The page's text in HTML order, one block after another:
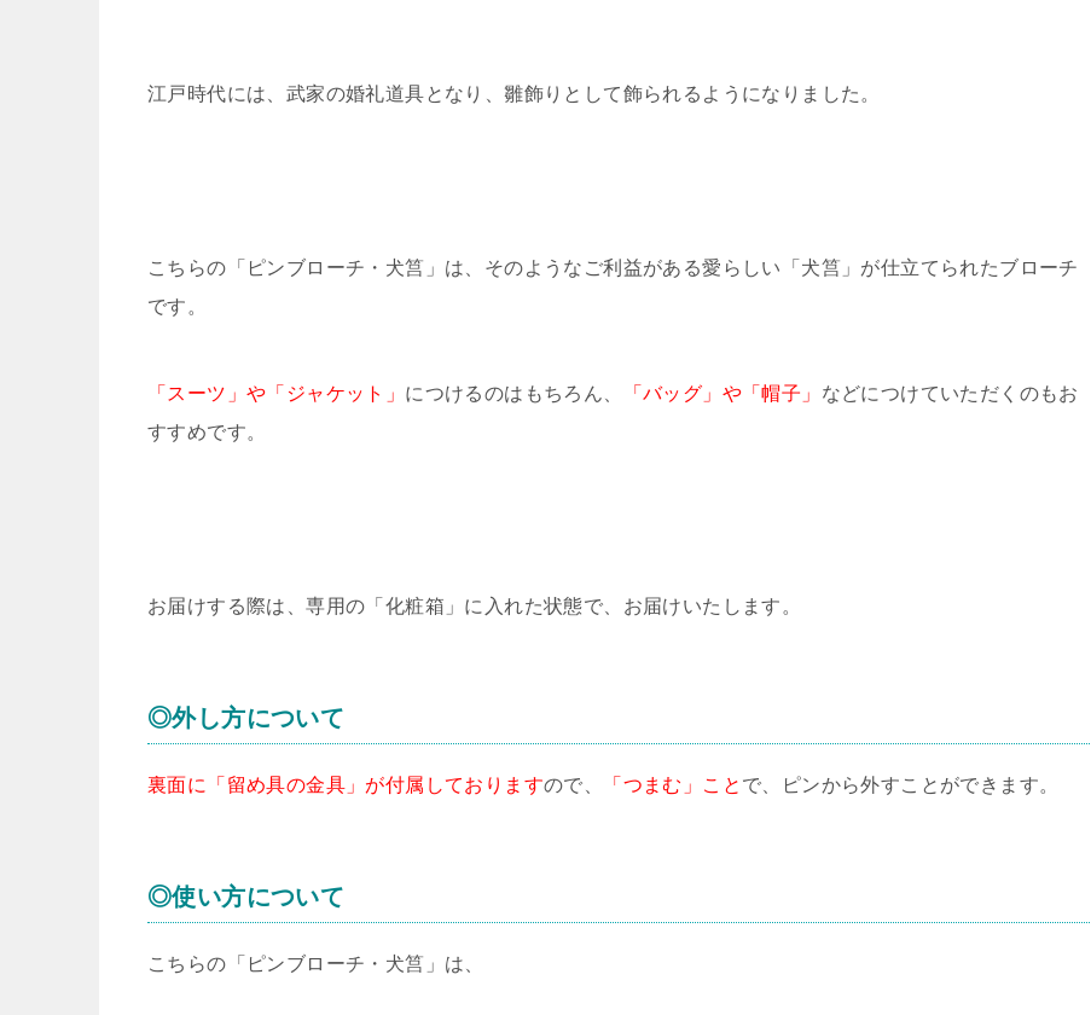
江戸時代には、武家の婚礼道具となり、雛飾りとして飾られるようになりました。
こちらの「ピンブローチ・犬筥」は、そのようなご利益がある愛らしい「犬筥」が仕立てられたブローチ
です。
「スーツ」や「ジャケット」 につけるのはもちろん、 「バッグ」や「帽子」 などにつけていただくのもお
すすめです。
お届けする際は、専用の「化粧箱」に入れた状態で、お届けいたします。
◎外し方について
裏面に「留め具の金具」が付属しておりますので、 「つまむ」こと で、ピンから外すことができます。
◎使い方について
こちらの「ピンブローチ・犬筥」は、